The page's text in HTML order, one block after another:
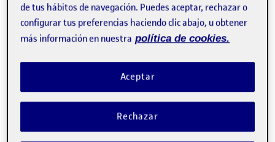
Publicado porPEC2 Adaptación de una paleta
Publicado por
Susana Elena San José Aullet
Visibilidad:
Pública -Fecha de publicación
1 Nov 202124 noviembre, 2021 6:45 pm
-comentarioen PEC2 Adaptación de una paleta
Actividad 2) Visitar el Ágora …
Conóceme como artista
Publicado por
Adriana Morano Tavira
de tus hábitos de navegación. Puedes aceptar, rechazar o
configurar tus preferencias haciendo clic abajo, u obtener
más información en nuestra política de cookies.
Rechazar
Aceptar